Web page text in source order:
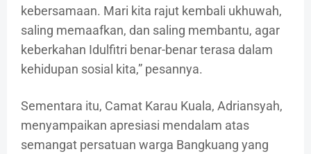
kebersamaan. Mari kita rajut kembali ukhuwah,
saling memaafkan, dan saling membantu, agar
keberkahan Idulfitri benar-benar terasa dalam
kehidupan sosial kita,” pesannya.
Sementara itu, Camat Karau Kuala, Adriansyah,
menyampaikan apresiasi mendalam atas
semangat persatuan warga Bangkuang yang